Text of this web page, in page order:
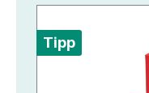
Tipp